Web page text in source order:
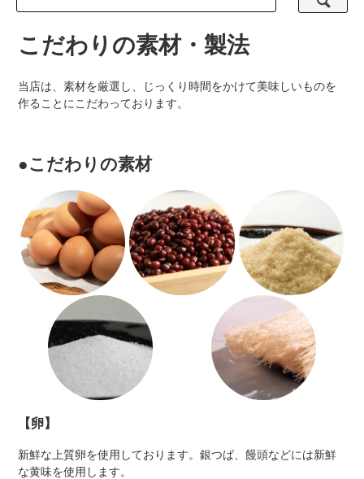
こだわりの素材・製法
当店は、素材を厳選し、じっくり時間をかけて美味しいものを
作ることにこだわっております。
●こだわりの素材
【卵】
新鮮な上質卵を使用しております。銀つば、饅頭などには新鮮
な黄味を使用します。